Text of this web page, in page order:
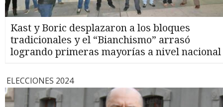
Kast y Boric desplazaron a los bloques
tradicionales y el “Bianchismo” arrasó
logrando primeras mayorías a nivel nacional
ELECCIONES 2024